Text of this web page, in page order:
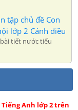
tập chủ đề Con
lớp 2 Cánh diều
tiết nước tiểu
Anh lớp 2 trên